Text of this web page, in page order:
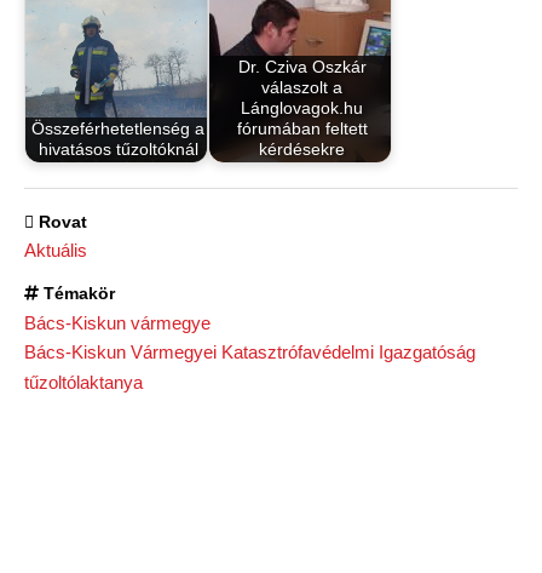
Összeférhetetlenség a
hivatásos tűzoltóknál
Dr. Cziva Oszkár
válaszolt a
Lánglovagok.hu
fórumában feltett
kérdésekre
Rovat
Aktuális
Témakör
Bács-Kiskun vármegye
Bács-Kiskun Vármegyei Katasztrófavédelmi Igazgatóság
tűzoltólaktanya